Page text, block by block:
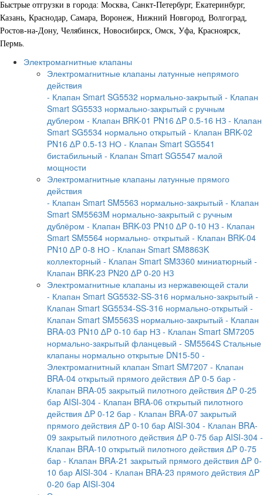
Быстрые отгрузки в города: Москва, Санкт-Петербург, Екатеринбург,
Казань, Краснодар, Самара, Воронеж, Нижний Новгород, Волгоград,
Ростов-на-Дону, Челябинск, Новосибирск, Омск, Уфа, Красноярск,
Пермь.
Электромагнитные клапаны
Электромагнитные клапаны латунные непрямого
действия
- Клапан Smart SG5532 нормально-закрытый - Клапан
Smart SG5533 нормально-закрытый с ручным
дублером - Клапан BRK-01 PN16 ∆P 0.5-16 НЗ - Клапан
Smart SG5534 нормально открытый - Клапан BRK-02
PN16 ∆P 0.5-13 НО - Клапан Smart SG5541
бистабильный - Клапан Smart SG5547 малой
мощности
Электромагнитные клапаны латунные прямого
действия
- Клапан Smart SM5563 нормально-закрытый - Клапан
Smart SM5563M нормально-закрытый с ручным
дублёром - Клапан BRK-03 PN10 ∆P 0-10 НЗ - Клапан
Smart SM5564 нормально- открытый - Клапан BRK-04
PN10 ∆P 0-8 НО - Клапан Smart SM8863K
коллекторный - Клапан Smart SM3360 миниатюрный -
Клапан BRK-23 PN20 ∆P 0-20 НЗ
Электромагнитные клапаны из нержавеющей стали
- Клапан Smart SG5532-SS-316 нормально-закрытый -
Клапан Smart SG5534-SS-316 нормально-открытый -
Клапан Smart SM5563S нормально-закрытый - Клапан
BRA-03 PN10 ∆P 0-10 бар НЗ - Клапан Smart SM7205
нормально-закрытый фланцевый - SM5564S Стальные
клапаны нормально открытые DN15-50 -
Электромагнитный клапан Smart SM7207 - Клапан
BRA-04 открытый прямого действия ∆P 0-5 бар -
Клапан BRA-05 закрытый пилотного действия ∆P 0-25
бар AISI-304 - Клапан BRA-06 открытый пилотного
действия ∆P 0-12 бар - Клапан BRA-07 закрытый
прямого действия ∆P 0-10 бар AISI-304 - Клапан BRA-
09 закрытый пилотного действия ∆P 0-75 бар AISI-304 -
Клапан BRA-10 открытый пилотного действия ∆P 0-75
бар - Клапан BRA-21 закрытый прямого действия ∆P 0-
10 бар AISI-304 - Клапан BRA-23 прямого действия ∆P
0-20 бар AISI-304